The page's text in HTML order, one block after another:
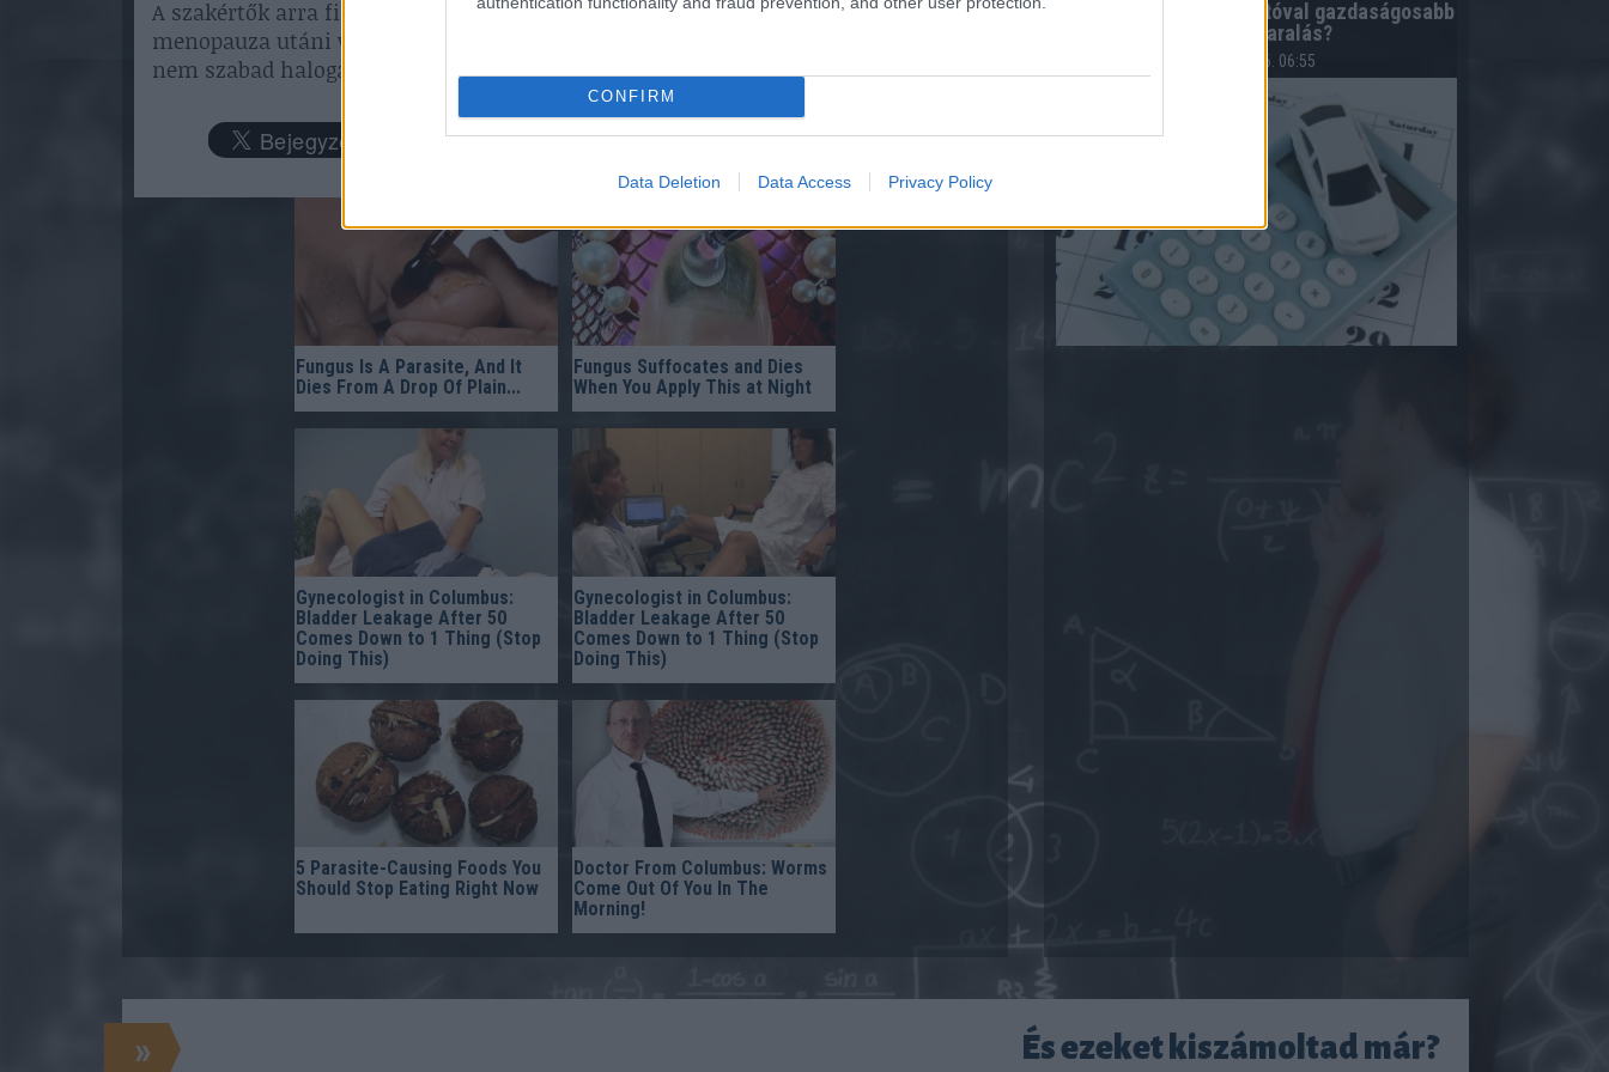
CONFIRM
Data Deletion Data Access Privacy Policy
A szakértők arra figyelmeztetnek: szokatlan vérzés, erős alhasi fájdalom,
menopauza utáni vérzés, gyors hasi puffadás vagy fájdalmas együttlét esetén
nem szabad halogatni az
orvosi vizsgálatot.
Fungus Is A Parasite, And It
Dies From A Drop Of Plain...
Fungus Suffocates and Dies
When You Apply This at Night
Gynecologist in Columbus:
Bladder Leakage After 50
Comes Down to 1 Thing (Stop
Doing This)
Gynecologist in Columbus:
Bladder Leakage After 50
Comes Down to 1 Thing (Stop
Doing This)
5 Parasite-Causing Foods You
Should Stop Eating Right Now
Doctor From Columbus: Worms
Come Out Of You In The
Morning!
Számoljuk ki! Bérelt autóval gazdaságosabb
lehet a nyaralás?
2026.08.06. 06:55
» És ezeket kiszámoltad már?